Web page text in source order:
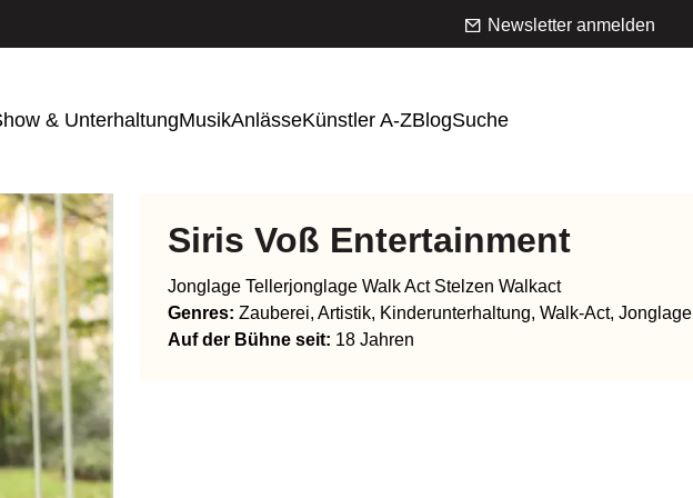
Newsletter anmelden
& UnterhaltungMusikAnlässeKünstler A-ZBlogSuche
Siris Voß Entertainment
Jonglage Tellerjonglage Walk Act Stelzen Walkact
Genres: Zauberei, Artistik, Kinderunterhaltung, Walk-Act, Jonglage
Auf der Bühne seit: 18 Jahren